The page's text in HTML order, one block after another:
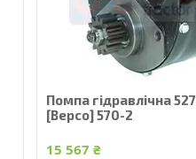
Помпа гідравлічна
[Bepco] 570-2
15 567 ₴